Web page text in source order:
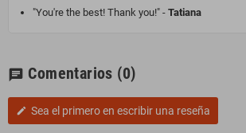
"You're the best! Thank you!" - Tatiana
chat Comentarios (0)
edit Sea el primero en escribir una reseña